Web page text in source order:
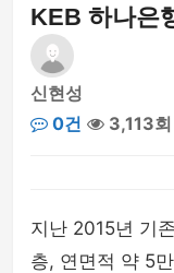
KEB 하나은
신현성
0건
3,113회
지난 2015년 기
층, 연면적 약 5